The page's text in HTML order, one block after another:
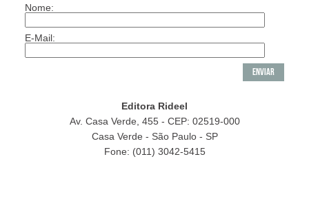
Nome:
E-Mail:
Editora Rideel
Av. Casa Verde, 455 - CEP: 02519-000
Casa Verde - São Paulo - SP
Fone: (011) 3042-5415